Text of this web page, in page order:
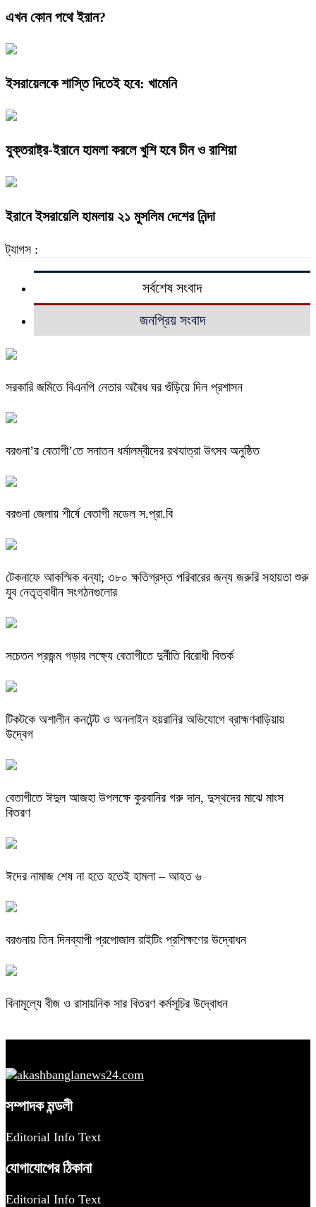
এখন কোন পথে ইরান?
ইসরায়েলকে শাস্তি দিতেই হবে: খামেনি
যুক্তরাষ্ট্র-ইরানে হামলা করলে খুশি হবে চীন ও রাশিয়া
ইরানে ইসরায়েলি হামলায় ২১ মুসলিম দেশের নিন্দা
ট্যাগস :
সর্বশেষ সংবাদ
জনপ্রিয় সংবাদ
সরকারি জমিতে বিএনপি নেতার অবৈধ ঘর গুঁড়িয়ে দিল প্রশাসন
বরগুনা’র বেতাগী’তে সনাতন ধর্মালম্বীদের রথযাত্রা উৎসব অনুষ্ঠিত
বরগুনা জেলায় শীর্ষে বেতাগী মডেল স.প্রা.বি
টেকনাফে আকস্মিক বন্যা; ৩৮০ ক্ষতিগ্রস্ত পরিবারের জন্য জরুরি সহায়তা শুরু
যুব নেতৃত্বাধীন সংগঠনগুলোর
সচেতন প্রজন্ম গড়ার লক্ষ্যে বেতাগীতে দুর্নীতি বিরোধী বিতর্ক
টিকটকে অশালীন কনটেন্ট ও অনলাইন হয়রানির অভিযোগে ব্রাহ্মণবাড়িয়ায়
উদ্বেগ
বেতাগীতে ঈদুল আজহা উপলক্ষে কুরবানির গরু দান, দুস্থদের মাঝে মাংস
বিতরণ
ঈদের নামাজ শেষ না হতে হতেই হামলা – আহত ৬
বরগুনায় তিন দিনব্যাপী প্রপোজাল রাইটিং প্রশিক্ষণের উদ্বোধন
বিনামূল্যে বীজ ও রাসায়নিক সার বিতরণ কর্মসূচির উদ্বোধন
সম্পাদক মন্ডলী
Editorial Info Text
যোগাযোগের ঠিকানা
Editorial Info Text